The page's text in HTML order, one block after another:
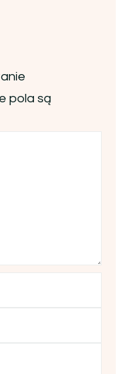
pola są